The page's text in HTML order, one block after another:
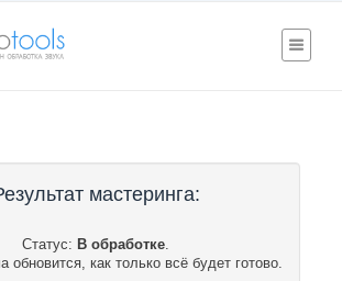
мастеринга:
Статус: В обработке.
обновится, как только всё будет готово.